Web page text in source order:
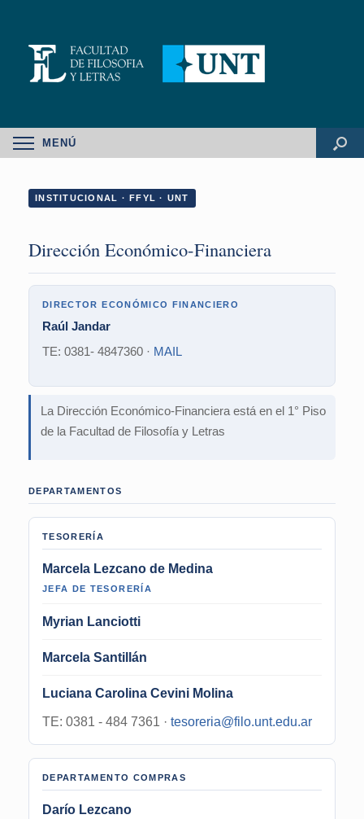
MENÚ
INSTITUCIONAL · FFYL · UNT
Dirección Económico-Financiera
DIRECTOR ECONÓMICO FINANCIERO
Raúl Jandar
TE: 0381- 4847360 · MAIL
La Dirección Económico-Financiera está en el 1° Piso
de la Facultad de Filosofía y Letras
DEPARTAMENTOS
TESORERÍA
Marcela Lezcano de Medina
JEFA DE TESORERÍA
Myrian Lanciotti
Marcela Santillán
Luciana Carolina Cevini Molina
TE: 0381 - 484 7361 · tesoreria@filo.unt.edu.ar
DEPARTAMENTO COMPRAS
Darío Lezcano